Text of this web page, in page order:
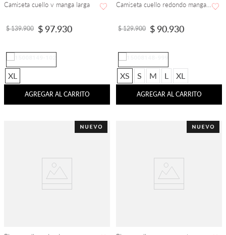
Camiseta cuello v manga larga
$ 139.900 $97.930
XL
AGREGAR AL CARRITO
$ 129.900 $90.930
XS S M L XL
AGREGAR AL CARRITO